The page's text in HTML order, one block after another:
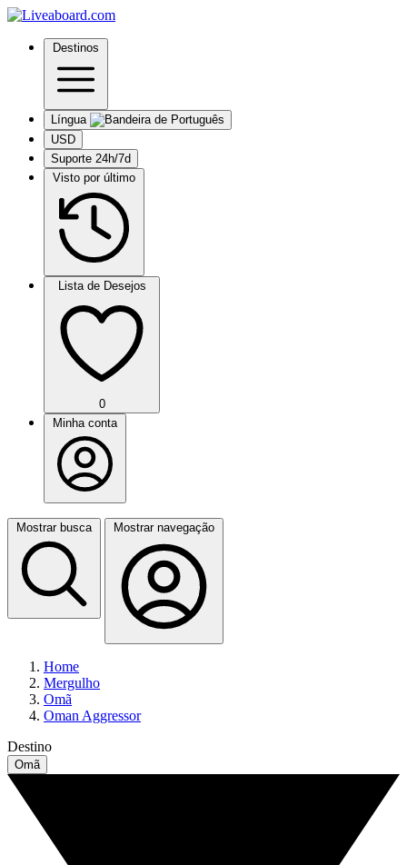
Destinos
Língua
USD
Suporte 24h/7d
Visto por último
Lista de Desejos
0
Minha conta
Mostrar busca Mostrar navegação
Home
Mergulho
Omã
Oman Aggressor
Destino
Omã